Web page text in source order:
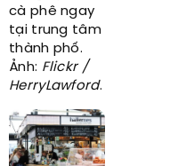
cà phê ngay
tại trung tâm
thành phố.
Ảnh: Flickr /
HerryLawford.